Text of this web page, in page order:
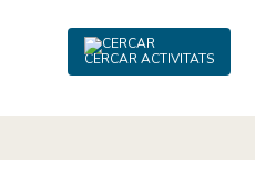
CERCAR ACTIVITATS